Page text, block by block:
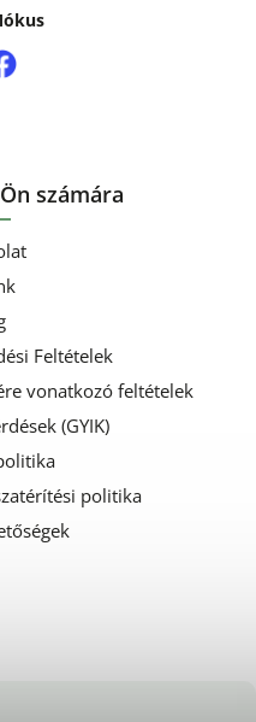
számára
Feltételek
vonatkozó feltételek
(GYIK)
politika